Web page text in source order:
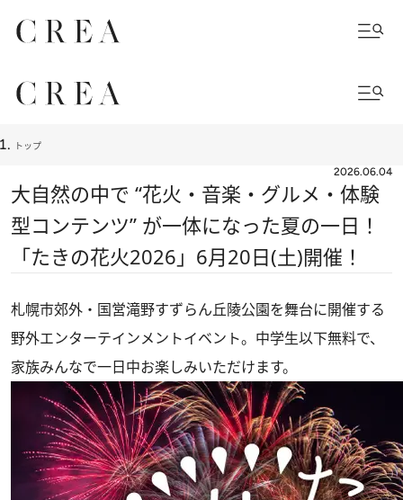
トップ
2026.06.04
大自然の中で “花火・音楽・グルメ・体験
型コンテンツ” が一体になった夏の一日！
「たきの花火2026」6月20日(土)開催！
札幌市郊外・国営滝野すずらん丘陵公園を舞台に開催する
野外エンターテインメントイベント。中学生以下無料で、
家族みんなで一日中お楽しみいただけます。